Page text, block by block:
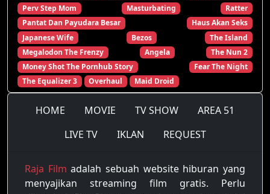
Perv Step Mom
Masturbating
Ratter
Pantat Dan Payudara Besar
Haus Akan Seks
Japanese Wife
Bezos
The Island
Megalodon The Frenzy
Angela
The Nun 2
Money Shot The Pornhub Story
Fear The Night
The Equalizer 3
Overhaul Maid Droid
HOME MOVIE TV SHOW
AREA 51
LIVE TV
IKLAN REQUEST
Raja Film adalah sebuah website hiburan yang
menyajikan streaming film gratis. Perlu